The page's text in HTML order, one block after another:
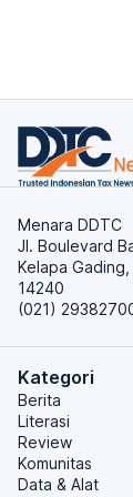
Menara DDTC
Jl. Boulevard
Kelapa
14240
(021)
Kategori
Berita
Literasi
Review
Komunitas
Data & Alat